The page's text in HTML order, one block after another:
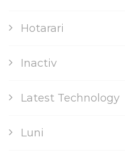
Hotarari
Inactiv
Latest Technology
Luni